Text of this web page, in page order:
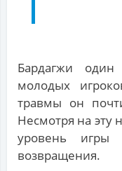
Бардагжи
молодых
травмы он
Несмотря на эту
уровень игры
возвращения.